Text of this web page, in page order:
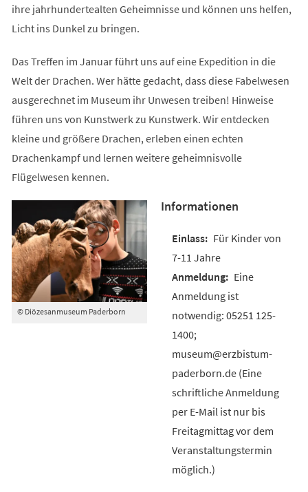
ihre jahrhundertealten Geheimnisse und können uns helfen,
Licht ins Dunkel zu bringen.
Das Treffen im Januar führt uns auf eine Expedition in die
Welt der Drachen. Wer hätte gedacht, dass diese Fabelwesen
ausgerechnet im Museum ihr Unwesen treiben! Hinweise
führen uns von Kunstwerk zu Kunstwerk. Wir entdecken
kleine und größere Drachen, erleben einen echten
Drachenkampf und lernen weitere geheimnisvolle
Flügelwesen kennen.
© Diözesanmuseum Paderborn
Informationen
Für Kinder von
7-11 Jahre
Eine
Anmeldung ist
notwendig: 05251 125-
1400;
museum@erzbistum-
paderborn.de (Eine
schriftliche Anmeldung
per E-Mail ist nur bis
Freitagmittag vor dem
Veranstaltungstermin
möglich.)